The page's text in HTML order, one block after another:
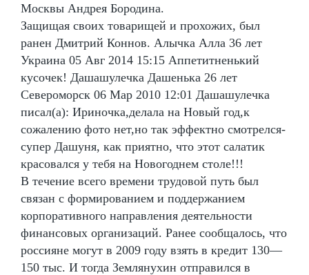
Москвы Андрея Бородина.
Защищая своих товарищей и прохожих, был
ранен Дмитрий Коннов. Алычка Алла 36 лет
Украина 05 Авг 2014 15:15 Аппетитненький
кусочек! Дашашулечка Дашенька 26 лет
Североморск 06 Мар 2010 12:01 Дашашулечка
писал(а): Ириночка,делала на Новый год,к
сожалению фото нет,но так эффектно смотрелся-
супер Дашуня, как приятно, что этот салатик
красовался у тебя на Новогоднем столе!!!
В течение всего времени трудовой путь был
связан с формированием и поддержанием
корпоративного направления деятельности
финансовых организаций. Ранее сообщалось, что
россияне могут в 2009 году взять в кредит 130—
150 тыс. И тогда Землянухин отправился в